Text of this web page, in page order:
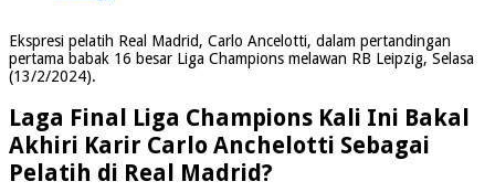
Ekspresi pelatih Real Madrid, Carlo Ancelotti, dalam pertandingan
pertama babak 16 besar Liga Champions melawan RB Leipzig, Selasa
(13/2/2024).
Laga Final Liga Champions Kali Ini Bakal
Akhiri Karir Carlo Anchelotti Sebagai
Pelatih di Real Madrid?